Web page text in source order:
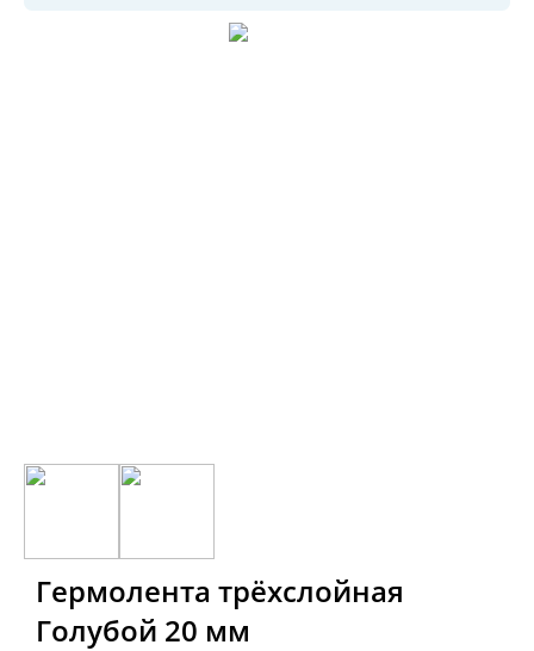
Гермолента трёхслойная
Голубой 20 мм